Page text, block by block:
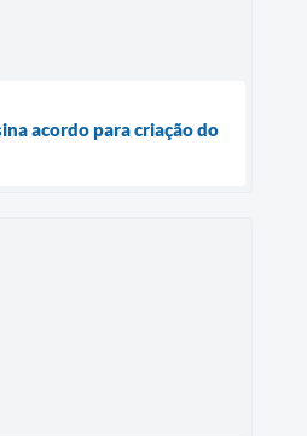
acordo para criação do